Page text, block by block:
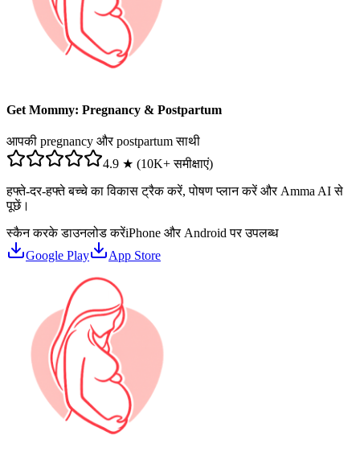
Get Mommy: Pregnancy & Postpartum
आपकी pregnancy और postpartum साथी
4.9 ★ (10K+ समीक्षाएं)
हफ्ते-दर-हफ्ते बच्चे का विकास ट्रैक करें, पोषण प्लान करें और Amma AI से
पूछें।
स्कैन करके डाउनलोड करेंiPhone और Android पर उपलब्ध
Google Play
App Store